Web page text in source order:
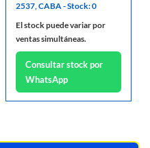
2537, CABA - Stock: 0
El stock puede variar por
ventas simultáneas.
Consultar stock por
WhatsApp